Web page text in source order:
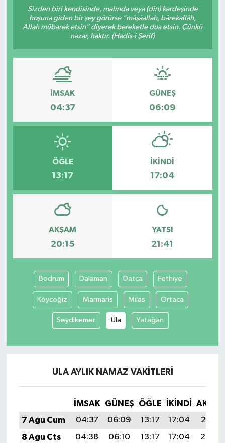
Sizden biri kendisinde, malında veya (din) kardeşinde
hoşuna giden bir şey görürse "mâşâallah, bârekallâh,
Allah mübarek etsin" diyerek bereketle dua etsin. Çünkü
nazar, haktır. (Hadis-i Şerif)
İMSAK
04:37
GÜNEŞ
06:09
ÖĞLE
13:17
İKINDI
17:04
AKŞAM
20:15
YATSI
21:41
Bodrum Dalaman Datça Fethiye
Köyceğiz Marmaris Milas Ortaca
Seydikemer Ula Yatağan
ULA AYLIK NAMAZ VAKITLERI
İMSAK GÜNEŞ ÖĞLE İKINDI
7 Ağu Cum
04:37 06:09 13:17 17:04
20:15
8 Ağu Cts
04:38 06:10 13:17 17:04
20:14
Manşet Haberi